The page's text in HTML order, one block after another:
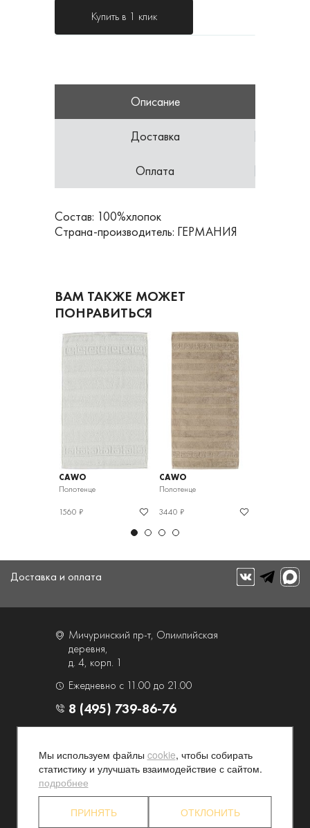
Купить в 1 клик
Описание
Доставка
Оплата
Состав: 100%хлопок
Страна-производитель: ГЕРМАНИЯ
ВАМ ТАКЖЕ МОЖЕТ
ПОНРАВИТЬСЯ
CAWO
Полотенце
1560 ₽
CAWO
Полотенце
3440 ₽
Доставка и оплата
Мичуринский пр-т, Олимпийская
деревня,
д. 4, корп. 1
Ежедневно с 11.00 до 21.00
8 (495) 739-86-76
Контакты и схема проезда
Наши преимущества
Программа лояльности
Партнерские программы
Конфиденциальность
Акционерам
Мы используем файлы cookie, чтобы собирать
статистику и улучшать взаимодействие с сайтом.
подробнее
ПРИНЯТЬ ОТКЛОНИТЬ